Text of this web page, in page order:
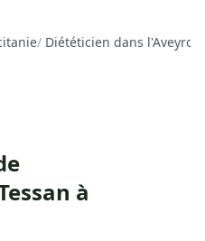
/ Diététicien dans l'Aveyron
à